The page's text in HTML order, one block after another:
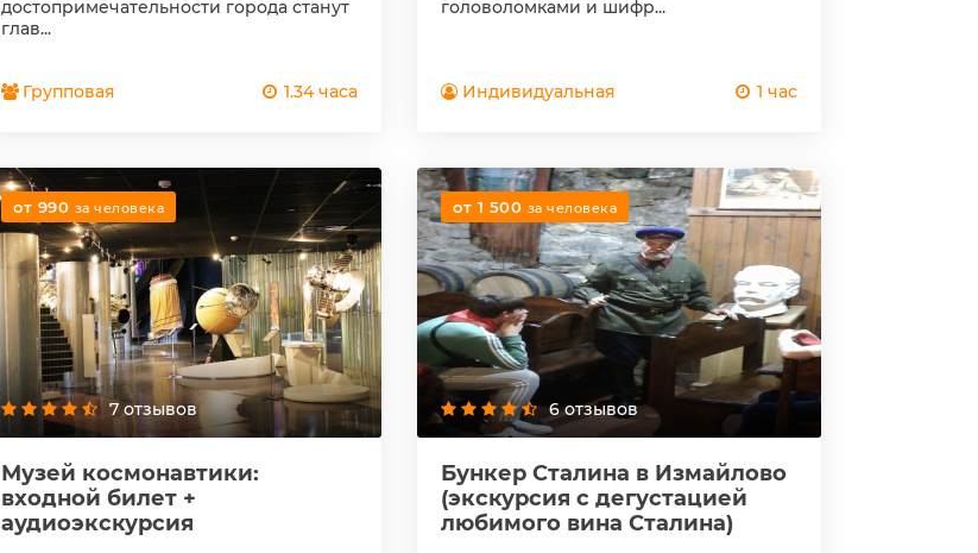
достопримечательности города станут
глав...
Групповая 1.34 часа
головоломками и шифр...
Индивидуальная 1 час
от 990 за человека
7 отзывов
Музей космонавтики:
входной билет +
аудиоэкскурсия
от 1 500 за человека
6 отзывов
Бункер Сталина в Измайлово
(экскурсия с дегустацией
любимого вина Сталина)